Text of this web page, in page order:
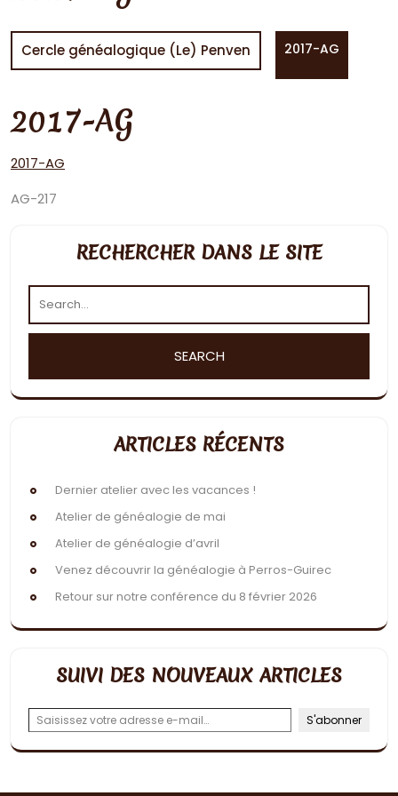
Cercle généalogique (Le) Penven 2017-AG
2017-AG
2017-AG
AG-217
RECHERCHER DANS LE SITE
ARTICLES RÉCENTS
Dernier atelier avec les vacances !
Atelier de généalogie de mai
Atelier de généalogie d’avril
Venez découvrir la généalogie à Perros-Guirec
Retour sur notre conférence du 8 février 2026
SUIVI DES NOUVEAUX ARTICLES
Saisissez votre adresse e-mail…
S'abonner